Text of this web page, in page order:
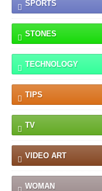
SPORTS
STONES
TECHNOLOGY
TIPS
TV
VIDEO ART
WOMAN